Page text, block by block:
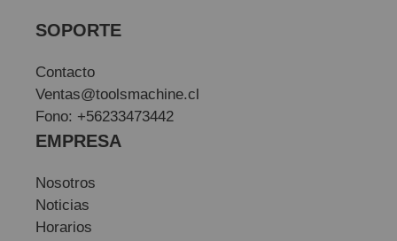
SOPORTE
Contacto
Ventas@toolsmachine.cl
Fono: +56233473442
EMPRESA
Nosotros
Noticias
Horarios